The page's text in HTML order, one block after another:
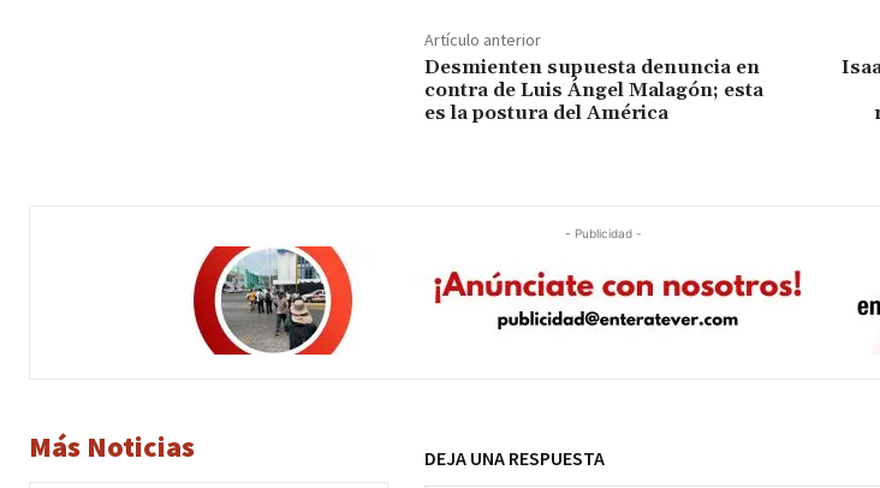
Artículo anterior
Desmienten supuesta denuncia en
contra de Luis Ángel Malagón; esta
es la postura del América
- Publicidad -
Más Noticias DEJA UNA RESPUESTA